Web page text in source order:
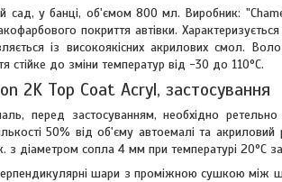
сад, у банці, об'ємом 800 мл. Виробник:
покриття автівки. Характеризується
із високоякісних акрилових смол.
стійке до зміни температур від -30 до 110°C.
2K Top Coat Acryl, застосування
перед застосуванням, необхідно ретельно
50% від об'єму автоемалі та акриловий
з діаметром сопла 4 мм при температурі 20°C
шари з проміжною сушкою між